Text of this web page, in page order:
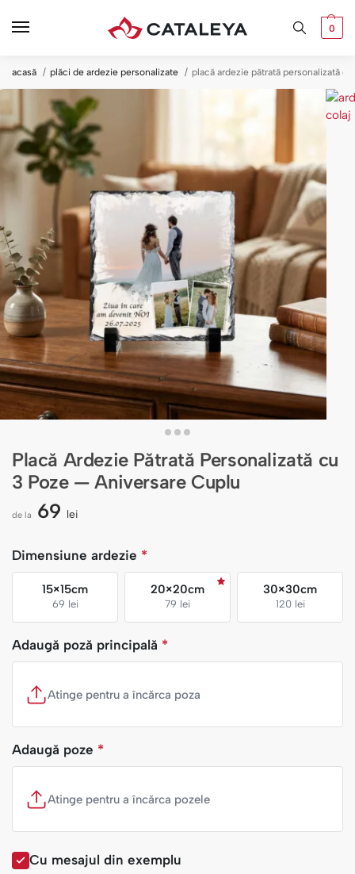
0
acasă plăci de ardezie personalizate placă ardezie pătrată personalizată
Placă Ardezie Pătrată Personalizată cu
3 Poze — Aniversare Cuplu
de la 69 lei
Dimensiune ardezie *
15×15cm
69 lei
20×20cm
79 lei
30×30cm
120 lei
Adaugă poză principală *
Atinge pentru a încărca poza
Adaugă poze *
Atinge pentru a încărca pozele
Cu mesajul din exemplu